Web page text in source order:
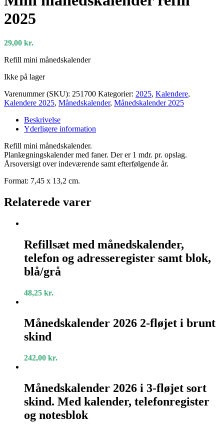
2025
29,00 kr.
Refill mini månedskalender
Ikke på lager
Varenummer (SKU): 251700 Kategorier: 2025, Kalendere,
Kalendere 2025, Månedskalender, Månedskalender 2025
Beskrivelse
Yderligere information
Refill mini månedskalender.
Planlægningskalender med faner. Der er 1 mdr. pr. opslag.
Årsoversigt over indeværende samt efterfølgende år.
Format: 7,45 x 13,2 cm.
Relaterede varer
med
månedskalender,
telefon
og
adresseregister
blok,
Refillsæt med månedskalender,
telefon og adresseregister samt blok,
blå/grå
48,25 kr.
2026
2-
fløjet
brunt
skind
Månedskalender 2026 2-fløjet i brunt
skind
242,00 kr.
2026
i
3-
fløjet
sort
Månedskalender 2026 i 3-fløjet sort
skind. Med kalender, telefonregister
og notesblok